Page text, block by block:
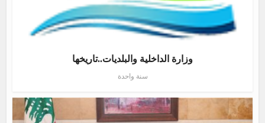
وزارة الداخلية والبلديات..تاريخها
سنة واحدة